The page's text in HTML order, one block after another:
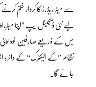
سے میٹر ریڈرز کا کردار
لیے نئی ڈیجیٹل ایپ ”اپنا
جس کے ذریعے صارفین خود
نظام ”کے الیکٹرک“ کے دائرہ
جائے گا۔